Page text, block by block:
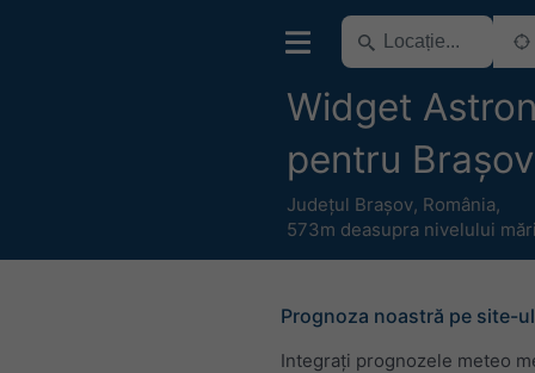
Widget
pentru Brașov
Județul Brașov, România,
573m deasupra nivelului
Prognoza noastră pe site-
Integrați prognozele meteo